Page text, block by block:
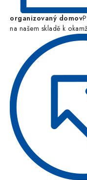
organizovaný domov
na našem skladě k